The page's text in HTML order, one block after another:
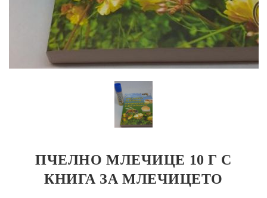
ПЧЕЛНО МЛЕЧИЦЕ 10 Г С
КНИГА ЗА МЛЕЧИЦЕТО